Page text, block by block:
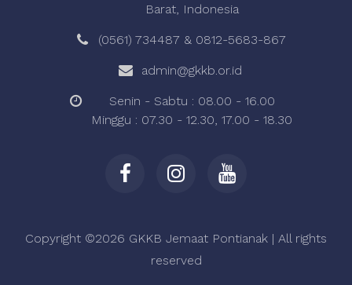
Barat, Indonesia
(0561) 734487 & 0812-5683-867
admin@gkkb.or.id
Senin - Sabtu : 08.00 - 16.00
Minggu : 07.30 - 12.30, 17.00 - 18.30
Copyright ©2026 GKKB Jemaat Pontianak | All rights
reserved